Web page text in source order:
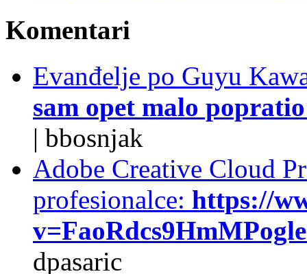
Komentari
Evanđelje po Guyu
sam opet malo
| bbosnjak
Adobe Creative Cloud
profesionalce: https://
dpasaric